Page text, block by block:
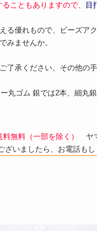
こともありますので、 目
る優れもので、ビーズア
みませんか。
了承ください。その他
丸ゴム 銀では2本、細丸
無料（一部を除く）
ヤ
いましたら、お電話もし